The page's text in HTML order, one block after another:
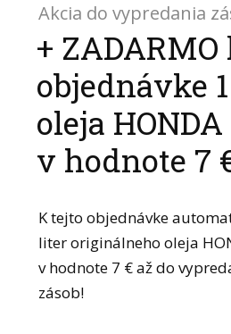
Akcia do vypredania
+
objednávke
oleja
v hodnote 7
K tejto objednávke
liter originálneho oleja
v hodnote 7 € až do
zásob!